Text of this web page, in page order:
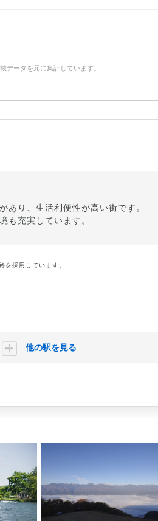
データを元に集計しています。
あり、生活利便性が高い街です。
も充実しています。
を採用しています。
他の駅を見る